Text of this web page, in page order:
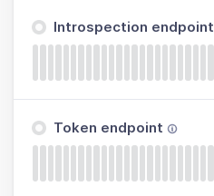
Introspection endpoint
Token endpoint